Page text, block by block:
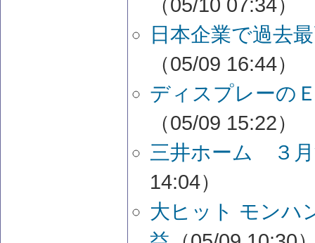
（05/10 07:34）
日本企業で過去
（05/09 16:44）
ディスプレーの
（05/09 15:22）
三井ホーム ３
14:04）
大ヒット モン